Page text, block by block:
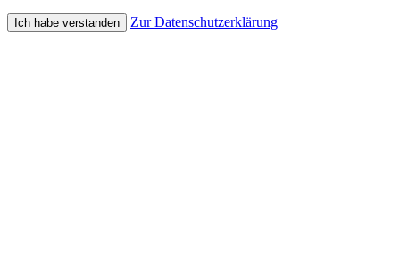
Ich habe verstanden Zur Datenschutzerklärung